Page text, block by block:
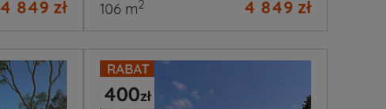
4 849 zł 4 849 zł
106 m2